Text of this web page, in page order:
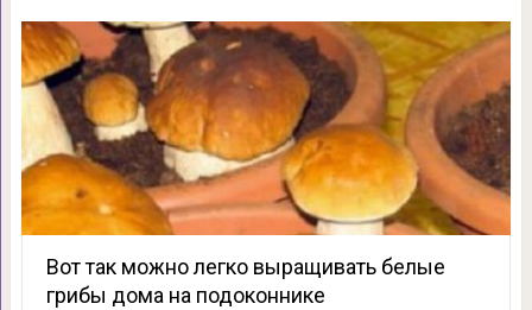
Вот так можно легко выращивать белые
грибы дома на подоконнике